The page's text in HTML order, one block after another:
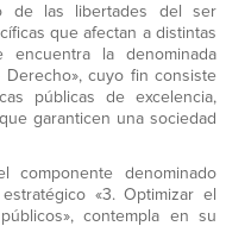
de las libertades del ser
que afectan a distintas
la denominada
Derecho», cuyo fin consiste
públicas de excelencia,
garanticen una sociedad
componente denominado
«3. Optimizar el
contempla en su